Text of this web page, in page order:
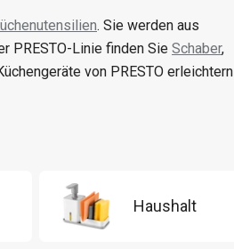
. Sie werden aus
PRESTO-Linie finden Sie Schaber,
von PRESTO erleichtern
Haushalt